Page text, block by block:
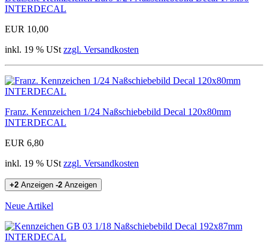
INTERDECAL
EUR 10,00
inkl. 19 % USt zzgl. Versandkosten
Franz. Kennzeichen 1/24 Naßschiebebild Decal 120x80mm
INTERDECAL
EUR 6,80
inkl. 19 % USt zzgl. Versandkosten
+2 Anzeigen -2 Anzeigen
Neue Artikel